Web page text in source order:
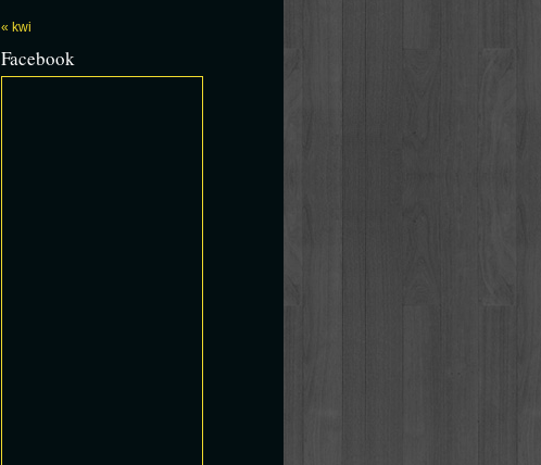
« kwi
Facebook